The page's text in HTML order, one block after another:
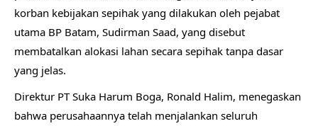
korban kebijakan sepihak yang dilakukan oleh pejabat
utama BP Batam, Sudirman Saad, yang disebut
membatalkan alokasi lahan secara sepihak tanpa dasar
yang jelas.
Direktur PT Suka Harum Boga, Ronald Halim, menegaskan
bahwa perusahaannya telah menjalankan seluruh